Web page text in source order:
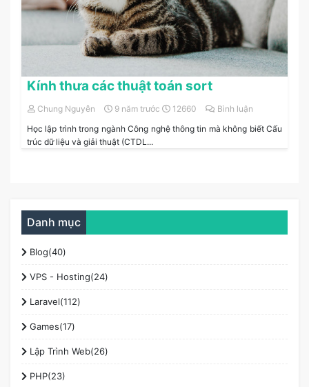
Kính thưa các thuật toán sort
Chung Nguyễn 9 năm trước 12660
Bình luận
Học lập trình trong ngành Công nghệ thông tin mà không biết Cấu
trúc dữ liệu và giải thuật (CTDL...
Danh mục
Blog(40)
VPS - Hosting(24)
Laravel(112)
Games(17)
Lập Trình Web(26)
PHP(23)